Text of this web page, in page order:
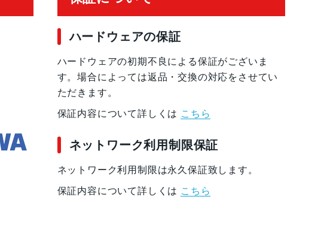
防塵, 防水, 防滴
ルコンパス, 加速度計, 周囲光センサー, 気圧センサー, 近
ハードウェアの保証
ハードウェアの初期不良による保証がございま
す。場合によっては返品・交換の対応をさせてい
ただきます。
保証内容について詳しくは こちら
ネットワーク利用制限保証
ネットワーク利用制限は永久保証致します。
保証内容について詳しくは こちら